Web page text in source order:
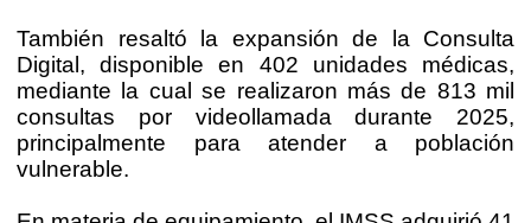
También resaltó la expansión de la Consulta
Digital, disponible en 402 unidades médicas,
mediante la cual se realizaron más de 813 mil
consultas por videollamada durante 2025,
principalmente para atender a población
vulnerable.